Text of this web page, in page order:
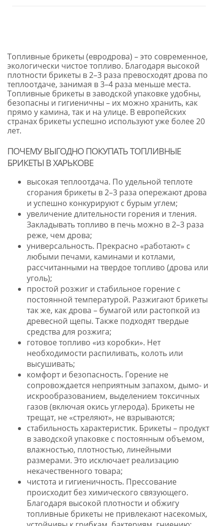
Топливные брикеты (евродрова) – это современное,
экологически чистое топливо. Благодаря высокой
плотности брикеты в 2–3 раза превосходят дрова по
теплоотдаче, занимая в 3–4 раза меньше места.
Топливные брикеты в заводской упаковке удобны,
безопасны и гигиеничны – их можно хранить, как
прямо у камина, так и на улице. В европейских
странах брикеты успешно используют уже более 20
лет.
ПОЧЕМУ ВЫГОДНО ПОКУПАТЬ ТОПЛИВНЫЕ
БРИКЕТЫ В ХАРЬКОВЕ
высокая теплоотдача. По удельной теплоте
сгорания брикеты в 2–3 раза опережают дрова
и успешно конкурируют с бурым углем;
увеличение длительности горения и тления.
Закладывать топливо в печь можно в 2–3 раза
реже, чем дрова;
универсальность. Прекрасно «работают» с
любыми печами, каминами и котлами,
рассчитанными на твердое топливо (дрова или
уголь);
простой розжиг и стабильное горение с
постоянной температурой. Разжигают брикеты
так же, как дрова – бумагой или растопкой из
древесной щепы. Также подходят твердые
средства для розжига;
готовое топливо «из коробки». Нет
необходимости распиливать, колоть или
высушивать;
комфорт и безопасность. Горение не
сопровождается неприятным запахом, дымо- и
искрообразованием, выделением токсичных
газов (включая окись углерода). Брикеты не
трещат, не «стреляют», не взрываются;
стабильность характеристик. Брикеты – продукт
в заводской упаковке с постоянным объемом,
влажностью, плотностью, линейными
размерами. Это исключает реализацию
некачественного товара;
чистота и гигиеничность. Прессование
происходит без химического связующего.
Благодаря высокой плотности и обжигу
топливные брикеты не привлекают насекомых,